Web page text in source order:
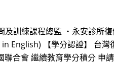
及訓練課程總監 ・永安診所
English) 【學分認證】 台
合會 繼續教育學分積分